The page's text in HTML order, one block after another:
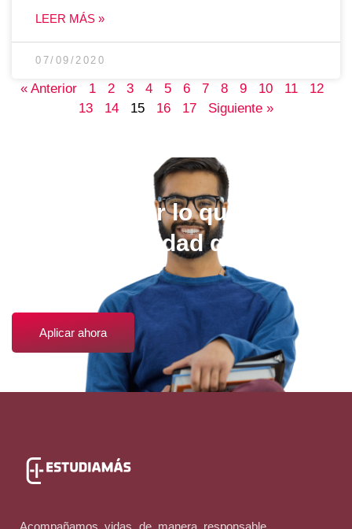
LEER MÁS »
07/09/2020
« Anterior 1 2 3 4 5 6 7 8 9 10 11
12
13
14 15 16 17 Siguiente »
Elige estudiar lo que quieras,
en la universidad que más te
Aplicar ahora